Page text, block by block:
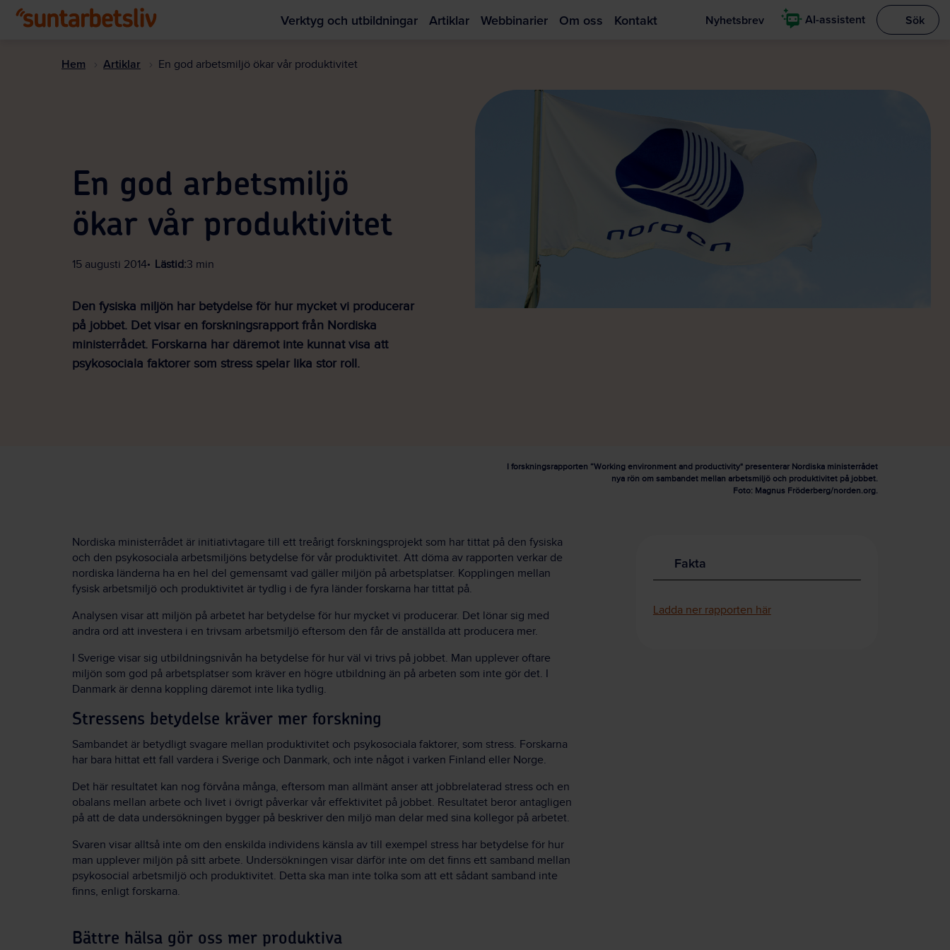
Verktyg och utbildningar Artiklar Webbinarier Om oss Kontakt Nyhetsbrev AI-assistent Visa
Sök
Hem Artiklar En god arbetsmiljö ökar vår produktivitet
En god arbetsmiljö
ökar vår produktivitet
15 augusti 2014 Lästid:3 min
Den fysiska miljön har betydelse för hur mycket vi producerar
på jobbet. Det visar en forskningsrapport från Nordiska
ministerrådet. Forskarna har däremot inte kunnat visa att
psykosociala faktorer som stress spelar lika stor roll.
I forskningsrapporten ”Working environment and productivity" presenterar Nordiska ministerrådet
nya rön om sambandet mellan arbetsmiljö och produktivitet på jobbet.
Foto: Magnus Fröderberg/norden.org.
Nordiska ministerrådet är initiativtagare till ett treårigt forskningsprojekt som har tittat på den fysiska
och den psykosociala arbetsmiljöns betydelse för vår produktivitet. Att döma av rapporten verkar de
nordiska länderna ha en hel del gemensamt vad gäller miljön på arbetsplatser. Kopplingen mellan
fysisk arbetsmiljö och produktivitet är tydlig i de fyra länder forskarna har tittat på.
Analysen visar att miljön på arbetet har betydelse för hur mycket vi producerar. Det lönar sig med
andra ord att investera i en trivsam arbetsmiljö eftersom den får de anställda att producera mer.
I Sverige visar sig utbildningsnivån ha betydelse för hur väl vi trivs på jobbet. Man upplever oftare
miljön som god på arbetsplatser som kräver en högre utbildning än på arbeten som inte gör det. I
Danmark är denna koppling däremot inte lika tydlig.
Stressens betydelse kräver mer forskning
Sambandet är betydligt svagare mellan produktivitet och psykosociala faktorer, som stress. Forskarna
har bara hittat ett fall vardera i Sverige och Danmark, och inte något i varken Finland eller Norge.
Det här resultatet kan nog förvåna många, eftersom man allmänt anser att jobbrelaterad stress och en
obalans mellan arbete och livet i övrigt påverkar vår effektivitet på jobbet. Resultatet beror antagligen
på att de data undersökningen bygger på beskriver den miljö man delar med sina kollegor på arbetet.
Svaren visar alltså inte om den enskilda individens känsla av till exempel stress har betydelse för hur
man upplever miljön på sitt arbete. Undersökningen visar därför inte om det finns ett samband mellan
psykosocial arbetsmiljö och produktivitet. Detta ska man inte tolka som att ett sådant samband inte
finns, enligt forskarna.
Bättre hälsa gör oss mer produktiva
Fakta
Ladda ner rapporten här